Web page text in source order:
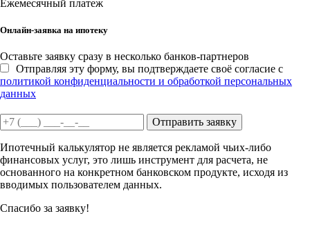
Ежемесячный платеж
Онлайн-заявка на ипотеку
Оставьте заявку сразу в несколько банков-партнеров
Отправляя эту форму, вы подтверждаете своё согласие с
политикой конфиденциальности и обработкой персональных
данных
Отправить заявку
Ипотечный калькулятор не является рекламой чьих-либо
финансовых услуг, это лишь инструмент для расчета, не
основанного на конкретном банковском продукте, исходя из
вводимых пользователем данных.
Спасибо за заявку!